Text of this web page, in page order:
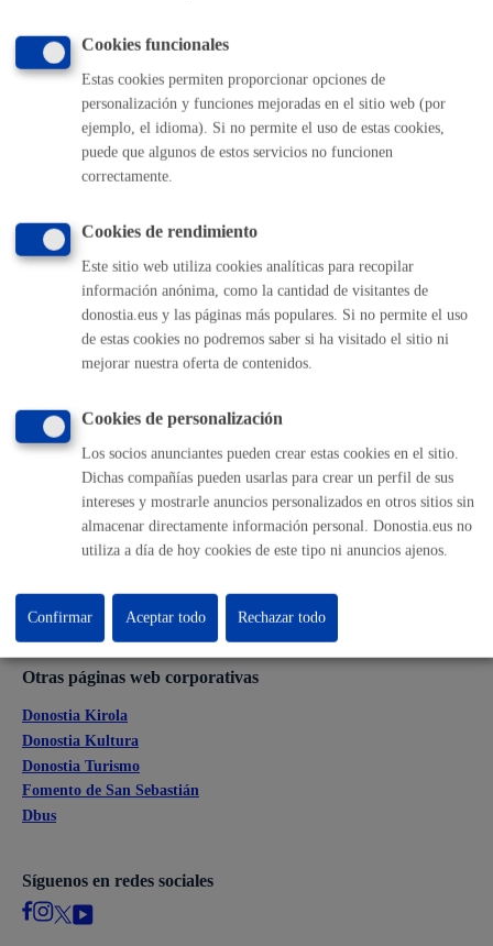
Registros
Volver al índice Volver atrás
Comunícate con el Ayuntamiento de Donostia / San
Sebastián
(gratuito desde Donostia / San Sebastián)
(+34) 943 481 000
Buzón de la ciudadanía
Enlaces útiles
Ofertas de empleo
Perfil del contratante
Sede electrónica
Mapa web
Otras páginas web corporativas
Donostia Kirola
Donostia Kultura
Donostia Turismo
Fomento de San Sebastián
Dbus
Síguenos en redes sociales
Cookies funcionales
Estas cookies permiten proporcionar opciones de
personalización y funciones mejoradas en el sitio web (por
ejemplo, el idioma). Si no permite el uso de estas cookies,
puede que algunos de estos servicios no funcionen
correctamente.
Cookies de rendimiento
Este sitio web utiliza cookies analíticas para recopilar
información anónima, como la cantidad de visitantes de
donostia.eus y las páginas más populares. Si no permite el uso
de estas cookies no podremos saber si ha visitado el sitio ni
mejorar nuestra oferta de contenidos.
Cookies de personalización
Los socios anunciantes pueden crear estas cookies en el sitio.
Dichas compañías pueden usarlas para crear un perfil de sus
intereses y mostrarle anuncios personalizados en otros sitios sin
almacenar directamente información personal. Donostia.eus no
utiliza a día de hoy cookies de este tipo ni anuncios ajenos.
Rechazar todo
Confirmar Aceptar todo